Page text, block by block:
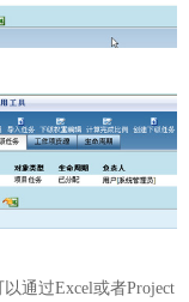
通过Excel或者Project